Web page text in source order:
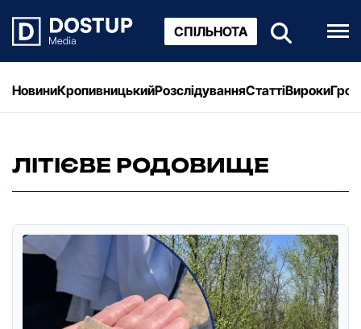
СПІЛЬНОТА
НовиниКропивницькийРозслідуванняСтаттіВироки
ЛІТІЄВЕ РОДОВИЩЕ